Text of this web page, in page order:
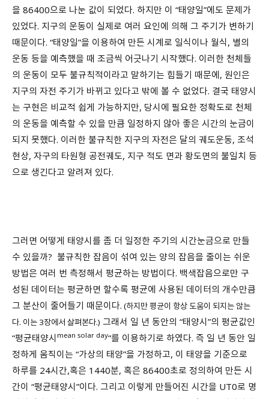
을 86400으로 나눈 값이 되었다. 하지만 이 “태양일”에도 문제가
있었다. 지구의 운동이 실제로 여러 요인에 의해 그 주기가 변하기
때문이다. “태양일”을 이용하여 만든 시계로 일식이나 월식, 별의
운동 등을 예측했을 때 조금씩 어긋나기 시작했다. 이러한 천체들
의 운동이 모두 불규칙적이라고 말하기는 힘들기 때문에, 원인은
지구의 자전 주기가 바뀌고 있다고 밖에 볼 수 없었다. 결국 태양시
는 구현은 비교적 쉽게 가능하지만, 당시에 필요한 정확도로 천체
의 운동을 예측할 수 있을 만큼 일정하지 않아 좋은 시간의 눈금이
되지 못했다. 이러한 불규칙한 지구의 자전은 달의 궤도운동, 조석
현상, 자구의 타원형 공전궤도, 지구 적도 면과 황도면의 불일치 등
으로 생긴다고 알려져 있다.
그러면 어떻게 태양시를 좀 더 일정한 주기의 시간눈금으로 만들
수 있을까? 불규칙한 잡음이 섞여 있는 양의 잡음을 줄이는 쉬운
방법은 여러 번 측정해서 평균하는 방법이다. 백색잡음으로만 구
성된 데이터는 평균하면 할수록 평균에 사용된 데이터의 개수만큼
그 분산이 줄어들기 때문이다. (하지만 평균이 항상 도움이 되지는 않는
다. 이는 3장에서 살펴본다.) 그래서 일 년 동안의 “태양시”의 평균값인
“평균태양시mean solar day“를 이용하기로 하였다. 즉 일 년 동안 일
정하게 움직이는 “가상의 태양”을 가정하고, 이 태양을 기준으로
하루를 24시간,혹은 1440분, 혹은 86400초로 정의하여 만든 시
간이 “평균태양시”이다. 그리고 이렇게 만들어진 시간을 UT0로 명